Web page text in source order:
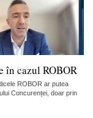
în cazul ROBOR
ROBOR ar putea
Concurenței, doar prin